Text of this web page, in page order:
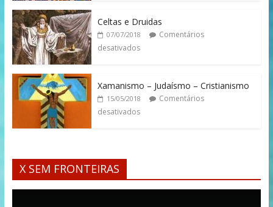
Celtas e Druidas
07/07/2018
Comentários
desativados
Xamanismo – Judaísmo – Cristianismo
15/05/2018
Comentários
desativados
X SEM FRONTEIRAS